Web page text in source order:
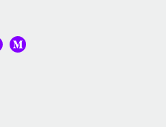
op Github
op LinkedIn
Wortell op Medium